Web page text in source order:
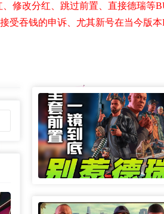
、修改分红、跳过前置、直接德瑞等
受吞钱的申诉、尤其新号在当今版